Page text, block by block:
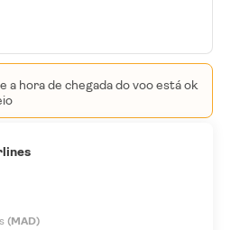
a hora de chegada do voo está ok
(MAD)